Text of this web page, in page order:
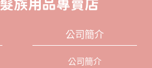
公司簡介
公司簡介